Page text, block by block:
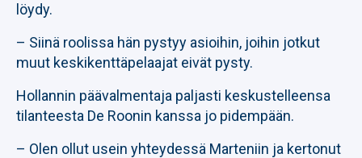
löydy.
– Siinä roolissa hän pystyy asioihin, joihin jotkut
muut keskikenttäpelaajat eivät pysty.
Hollannin päävalmentaja paljasti keskustelleensa
tilanteesta De Roonin kanssa jo pidempään.
– Olen ollut usein yhteydessä Marteniin ja kertonut